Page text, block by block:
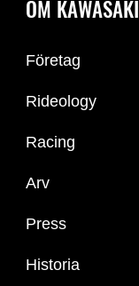
OM KAWASAKI
Företag
Rideology
Racing
Arv
Press
Historia